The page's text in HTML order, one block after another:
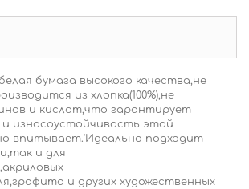
бумага высокого качества,не
из хлопка(100%),не
и кислот,что гарантирует
и износоустойчивость этой
впитывает.'Идеально подходит
и для
и других художественных